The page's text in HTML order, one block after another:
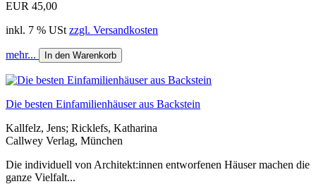
EUR 45,00
inkl. 7 % USt zzgl. Versandkosten
mehr... In den Warenkorb
Die besten Einfamilienhäuser aus Backstein
Kallfelz, Jens; Ricklefs, Katharina
Callwey Verlag, München
Die individuell von Architekt:innen entworfenen Häuser machen die
ganze Vielfalt...